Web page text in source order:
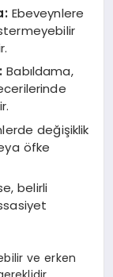
Ebeveynlere
Babıldama,
değişiklik
öfke
belirli
ve erken